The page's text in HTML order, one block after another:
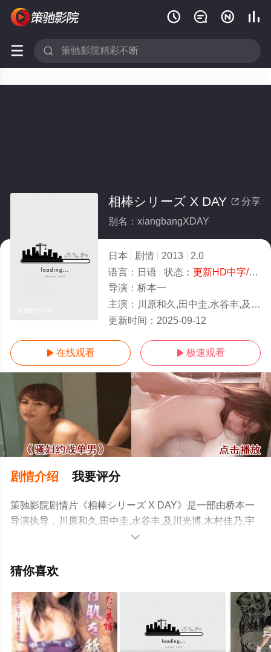
   
 
 分享
相棒シリーズ X DAY
别名：xiangbangXDAY
日本 剧情 2013
2.0
语言： 日语 状态： 更新HD中字/高清
导演： 桥本一
主演： 川原和久,田中圭,水谷丰,及川光博,木村佳乃,宇津井健,铃木杏树,大谷亮介,六角精儿,山中崇史,山西惇,原田龙二,神保悟志,,片桐竜次,小
更新时间： 2025-09-12
 在线观看  极速观看
剧情介绍 我要评分
策驰影院剧情片《相棒シリーズ X DAY》是一部由桥本一
导演执导，川原和久,田中圭,水谷丰,及川光博,木村佳乃,宇
津井健,铃木杏树,大谷亮介,六角精儿,山中崇史,山西惇,原田
朗等演员精彩演绎的日本电影，手机免费观看高清无删减
豆瓣电影、电视猫或剧情网等平台了解。

猜你喜欢